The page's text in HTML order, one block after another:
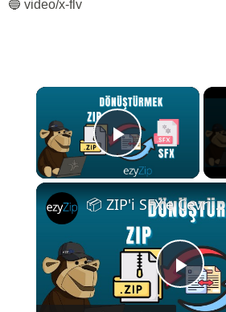
🔵 video/x-flv
×
Play Video
📦 ZIP'i SFX'e Çevrimiçi Ücretsiz Nasıl Dönüştürülür | Yazılım Kurulumu Gerekmez